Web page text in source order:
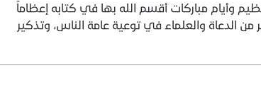
وأيام مباركات أقسم الله بها في كتابه إعظاماً
الدعاة والعلماء في توعية عامة الناس، وتذكير